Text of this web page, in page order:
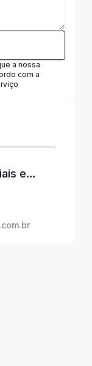
a nossa
com a
e